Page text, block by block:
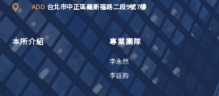
ADD 台北市中正區羅斯福路二段9號7樓
本所介紹 專業團隊
李永然
李廷鈞